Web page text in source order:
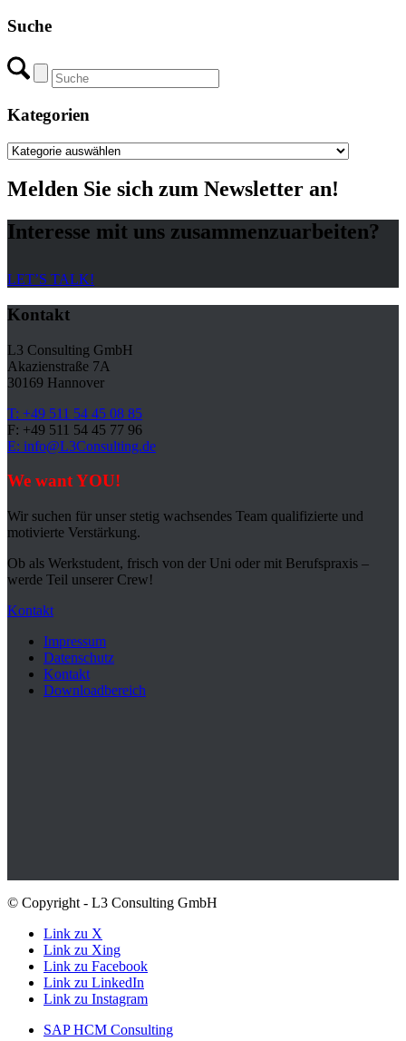
Suche
Kategorien
Kategorien
Melden Sie sich zum Newsletter an!
Interesse mit uns zusammenzuarbeiten?
LET’S TALK!
Kontakt
L3 Consulting GmbH
Akazienstraße 7A
30169 Hannover
T: +49 511 54 45 08 85
F: +49 511 54 45 77 96
E: info@L3Consulting.de
We want YOU!
Wir suchen für unser stetig wachsendes Team qualifizierte und
motivierte Verstärkung.
Ob als Werkstudent, frisch von der Uni oder mit Berufspraxis –
werde Teil unserer Crew!
Kontakt
Impressum
Datenschutz
Kontakt
Downloadbereich
© Copyright - L3 Consulting GmbH
Link zu X
Link zu Xing
Link zu Facebook
Link zu LinkedIn
Link zu Instagram
SAP HCM Consulting